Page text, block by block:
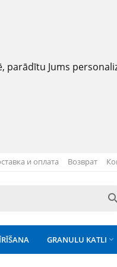
parādītu Jums
и оплата Возврат
GRANULU KATLI 